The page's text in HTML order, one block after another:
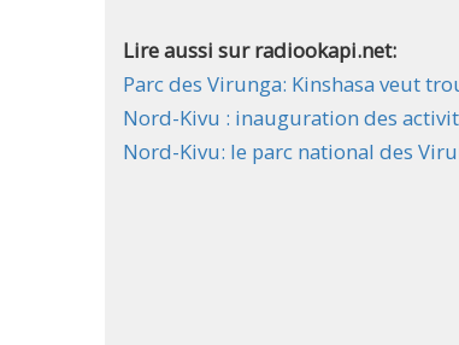
Lire aussi sur radiookapi.net:
Parc des Virunga: Kinshasa veut
Nord-Kivu : inauguration des
Nord-Kivu: le parc national des